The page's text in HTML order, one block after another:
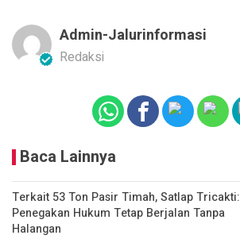
Admin-Jalurinformasi
Redaksi
Baca Lainnya
Terkait 53 Ton Pasir Timah, Satlap Tricakti:
Penegakan Hukum Tetap Berjalan Tanpa
Halangan